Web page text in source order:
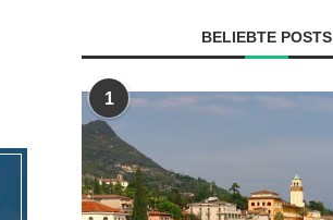
BELIEBTE POSTS
1